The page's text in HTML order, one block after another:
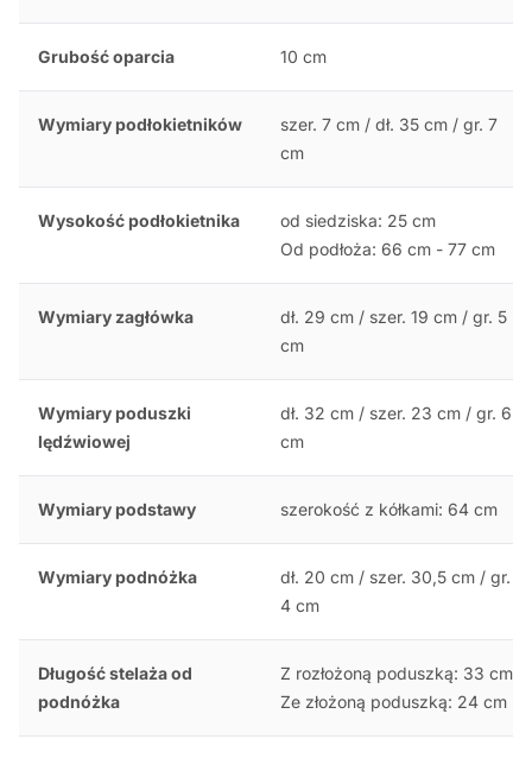
Grubość oparcia 10 cm
Wymiary podłokietników
szer. 7 cm / dł. 35 cm / gr. 7
cm
Wysokość podłokietnika
od siedziska: 25 cm
Od podłoża: 66 cm - 77 cm
Wymiary zagłówka
dł. 29 cm / szer. 19 cm / gr. 5
cm
Wymiary poduszki
lędźwiowej
dł. 32 cm / szer. 23 cm / gr. 6
cm
Wymiary podstawy szerokość z kółkami: 64 cm
Wymiary podnóżka
dł. 20 cm / szer. 30,5 cm / gr.
4 cm
Długość stelaża od
podnóżka
Z rozłożoną poduszką: 33 cm
Ze złożoną poduszką: 24 cm